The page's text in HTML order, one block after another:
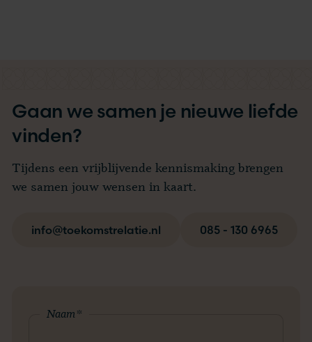
Gaan we samen je nieuwe liefde
vinden?
Tijdens een vrijblijvende kennismaking brengen
we samen jouw wensen in kaart.
info@toekomstrelatie.nl 085 - 130 6965
Naam*